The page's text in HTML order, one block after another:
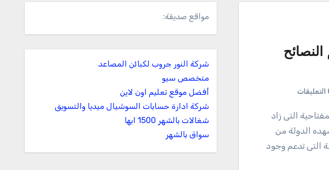
الدولة من
التى تدعم وجود
مواقع صديقة:
شركة النور جروب لكبائن المصاعد
متخصص سيو
أفضل موقع تعليم اون لاين
شركة ادارة حسابات السوشيال ميديا والتسويق
شغالات بالشهر 1500 ابها
سواق بالشهر